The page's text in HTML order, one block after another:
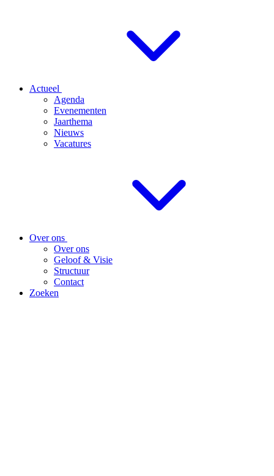
Actueel
Agenda
Evenementen
Jaarthema
Nieuws
Vacatures
Over ons
Over ons
Geloof & Visie
Structuur
Contact
Zoeken